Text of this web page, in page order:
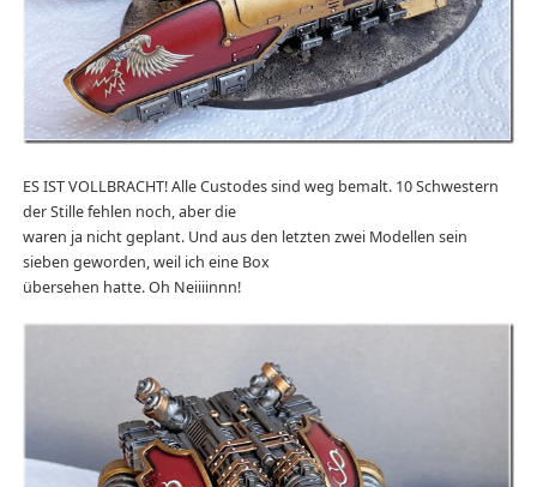
ES IST VOLLBRACHT! Alle Custodes sind weg bemalt. 10 Schwestern
der Stille fehlen noch, aber die
waren ja nicht geplant. Und aus den letzten zwei Modellen sein
sieben geworden, weil ich eine Box
übersehen hatte. Oh Neiiiinnn!